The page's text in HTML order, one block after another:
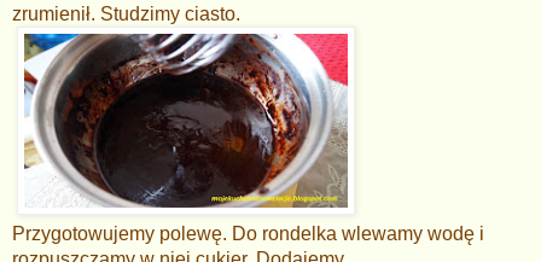
zrumienił. Studzimy ciasto.
Przygotowujemy polewę. Do rondelka wlewamy wodę i